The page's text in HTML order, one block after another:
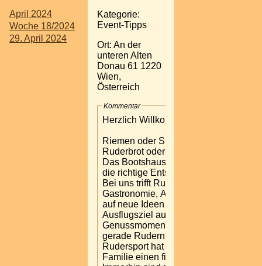
April 2024
Woche 18/2024
29. April 2024
Kategorie:
Event-Tipps
Ort: An der
unteren Alten
Donau 61 1220
Wien,
Österreich
Kommentar
Herzlich Willkommen
Riemen oder Skulls?
Ruderbrot oder Achterl?
Das Bootshaus ist immer
die richtige Entscheidung.
Bei uns trifft Rudersport auf
Gastronomie, Alte Donau
auf neue Ideen und
Ausflugsziel auf
Genussmomente. Warum
gerade Rudern? Der
Rudersport hat in unserer
Familie einen fixen Platz.